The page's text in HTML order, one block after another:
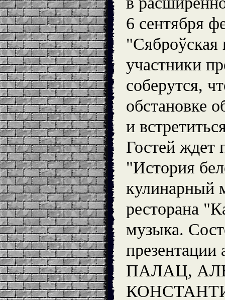
6 сентября
"Сяброўская
участники
соберутся,
обстановке
и
Гостей ждет
"История
кулинарный
ресторана
музыка.
презентации
ПАЛАЦ,